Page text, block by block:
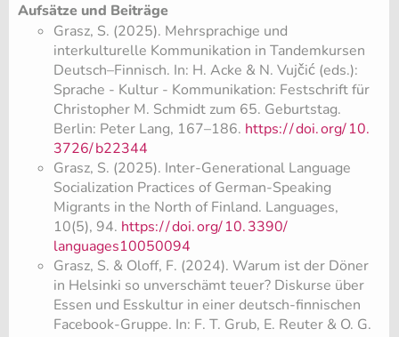
Aufsätze und Beiträge
Grasz, S. (2025). Mehrsprachige und
interkulturelle Kommunikation in Tandemkursen
Deutsch–Finnisch. In: H. Acke & N. Vujčić (eds.):
Sprache - Kultur - Kommunikation: Festschrift für
Christopher M. Schmidt zum 65. Geburtstag.
Berlin: Peter Lang, 167–186. https://doi.org/10.
3726/b22344
Grasz, S. (2025). Inter-Generational Language
Socialization Practices of German-Speaking
Migrants in the North of Finland. Languages,
10(5), 94. https://doi.org/10.3390/
languages10050094
Grasz, S. & Oloff, F. (2024). Warum ist der Döner
in Helsinki so unverschämt teuer? Diskurse über
Essen und Esskultur in einer deutsch-finnischen
Facebook-Gruppe. In: F. T. Grub, E. Reuter & O. G.